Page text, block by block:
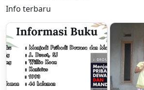
Info terbaru